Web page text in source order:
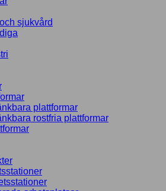
sjukvård
plattformar
rostfria plattformar